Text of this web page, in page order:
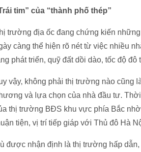
tim” của “thành phố thép”
trường địa ốc đang chứng kiến
càng thể hiện rõ nét từ việc nhiều
phát triển, quỹ đất dồi dào, tốc độ đô
vậy, không phải thị trường nào cũng
và lựa chọn của nhà đầu tư.
thị trường BĐS khu vực phía Bắc
tiện, vị trí tiếp giáp với Thủ đô Hà
được nhận định là thị trường hấp